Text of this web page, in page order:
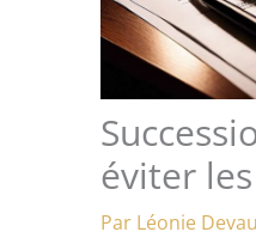
éviter
Par Léonie